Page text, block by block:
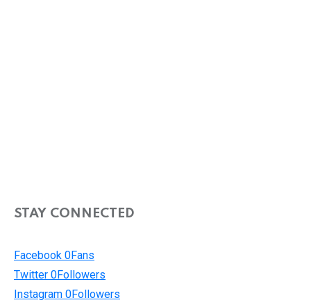
STAY CONNECTED
Facebook 0Fans
Twitter 0Followers
Instagram 0Followers